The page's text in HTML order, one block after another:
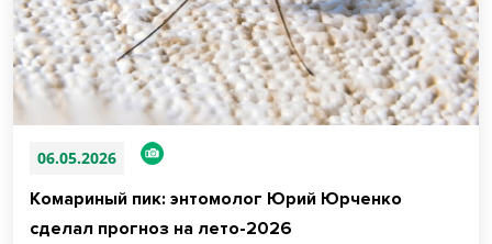
06.05.2026
Комариный пик: энтомолог Юрий Юрченко
сделал прогноз на лето-2026